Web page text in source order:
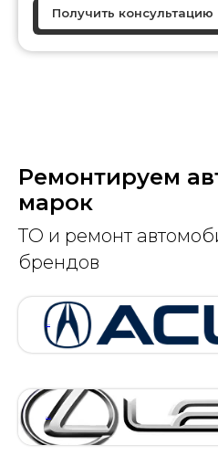
Получить консультацию
Ремонтируем
марок
ТО и ремонт
брендов